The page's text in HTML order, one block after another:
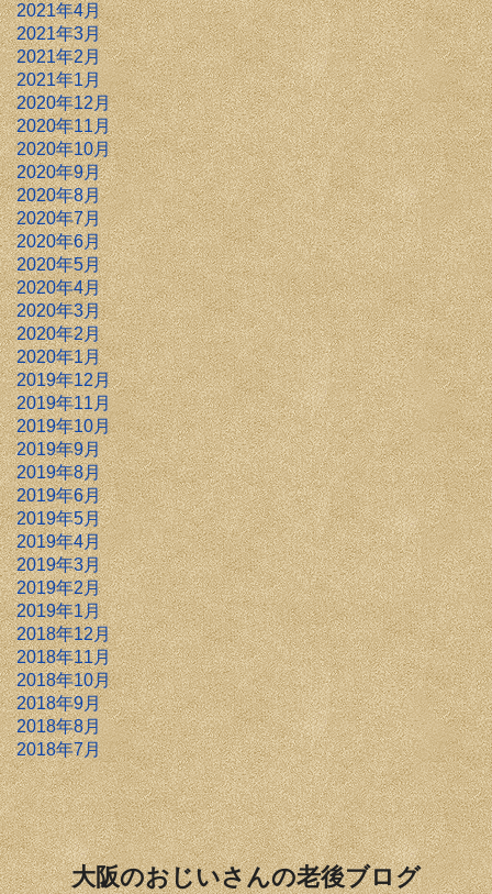
2021年4月
2021年3月
2021年2月
2021年1月
2020年12月
2020年11月
2020年10月
2020年9月
2020年8月
2020年7月
2020年6月
2020年5月
2020年4月
2020年3月
2020年2月
2020年1月
2019年12月
2019年11月
2019年10月
2019年9月
2019年8月
2019年6月
2019年5月
2019年4月
2019年3月
2019年2月
2019年1月
2018年12月
2018年11月
2018年10月
2018年9月
2018年8月
2018年7月
大阪のおじいさんの老後ブログ